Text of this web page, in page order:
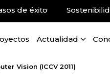
de éxito
Actualidad
Vision (ICCV 2011)